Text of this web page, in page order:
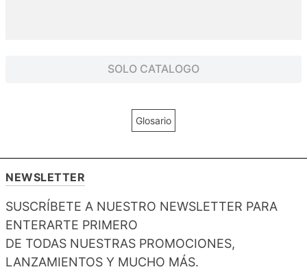
SOLO CATALOGO
Glosario
NEWSLETTER
SUSCRÍBETE A NUESTRO NEWSLETTER PARA
ENTERARTE PRIMERO
DE TODAS NUESTRAS PROMOCIONES,
LANZAMIENTOS Y MUCHO MÁS.